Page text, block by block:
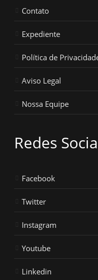
Contato
Expediente
Política de
Aviso Legal
Nossa Equipe
Redes
Facebook
Twitter
Instagram
Youtube
Linkedin